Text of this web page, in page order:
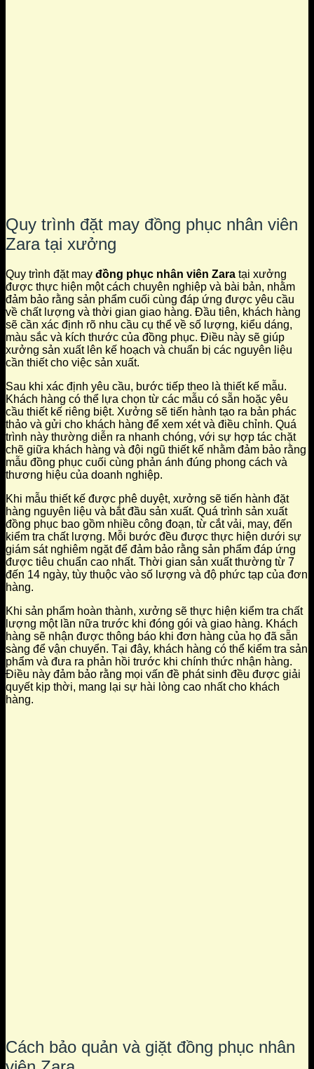
Quy trình đặt may đồng phục nhân viên
Zara tại xưởng
Quy trình đặt may đồng phục nhân viên Zara tại xưởng
được thực hiện một cách chuyên nghiệp và bài bản, nhằm
đảm bảo rằng sản phẩm cuối cùng đáp ứng được yêu cầu
về chất lượng và thời gian giao hàng. Đầu tiên, khách hàng
sẽ cần xác định rõ nhu cầu cụ thể về số lượng, kiểu dáng,
màu sắc và kích thước của đồng phục. Điều này sẽ giúp
xưởng sản xuất lên kế hoạch và chuẩn bị các nguyên liệu
cần thiết cho việc sản xuất.
Sau khi xác định yêu cầu, bước tiếp theo là thiết kế mẫu.
Khách hàng có thể lựa chọn từ các mẫu có sẵn hoặc yêu
cầu thiết kế riêng biệt. Xưởng sẽ tiến hành tạo ra bản phác
thảo và gửi cho khách hàng để xem xét và điều chỉnh. Quá
trình này thường diễn ra nhanh chóng, với sự hợp tác chặt
chẽ giữa khách hàng và đội ngũ thiết kế nhằm đảm bảo rằng
mẫu đồng phục cuối cùng phản ánh đúng phong cách và
thương hiệu của doanh nghiệp.
Khi mẫu thiết kế được phê duyệt, xưởng sẽ tiến hành đặt
hàng nguyên liệu và bắt đầu sản xuất. Quá trình sản xuất
đồng phục bao gồm nhiều công đoạn, từ cắt vải, may, đến
kiểm tra chất lượng. Mỗi bước đều được thực hiện dưới sự
giám sát nghiêm ngặt để đảm bảo rằng sản phẩm đáp ứng
được tiêu chuẩn cao nhất. Thời gian sản xuất thường từ 7
đến 14 ngày, tùy thuộc vào số lượng và độ phức tạp của đơn
hàng.
Khi sản phẩm hoàn thành, xưởng sẽ thực hiện kiểm tra chất
lượng một lần nữa trước khi đóng gói và giao hàng. Khách
hàng sẽ nhận được thông báo khi đơn hàng của họ đã sẵn
sàng để vận chuyển. Tại đây, khách hàng có thể kiểm tra sản
phẩm và đưa ra phản hồi trước khi chính thức nhận hàng.
Điều này đảm bảo rằng mọi vấn đề phát sinh đều được giải
quyết kịp thời, mang lại sự hài lòng cao nhất cho khách
hàng.
Cách bảo quản và giặt đồng phục nhân